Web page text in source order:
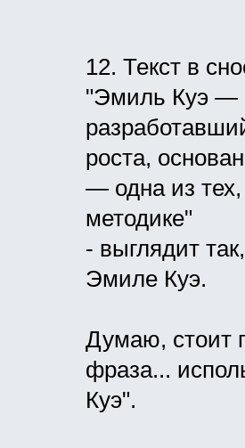
12. Текст в
"Эмиль Куэ —
роста,
— одна из тех,
методике"
- выглядит
Эмиле Куэ.
Думаю, стоит
фраза...
Куэ".